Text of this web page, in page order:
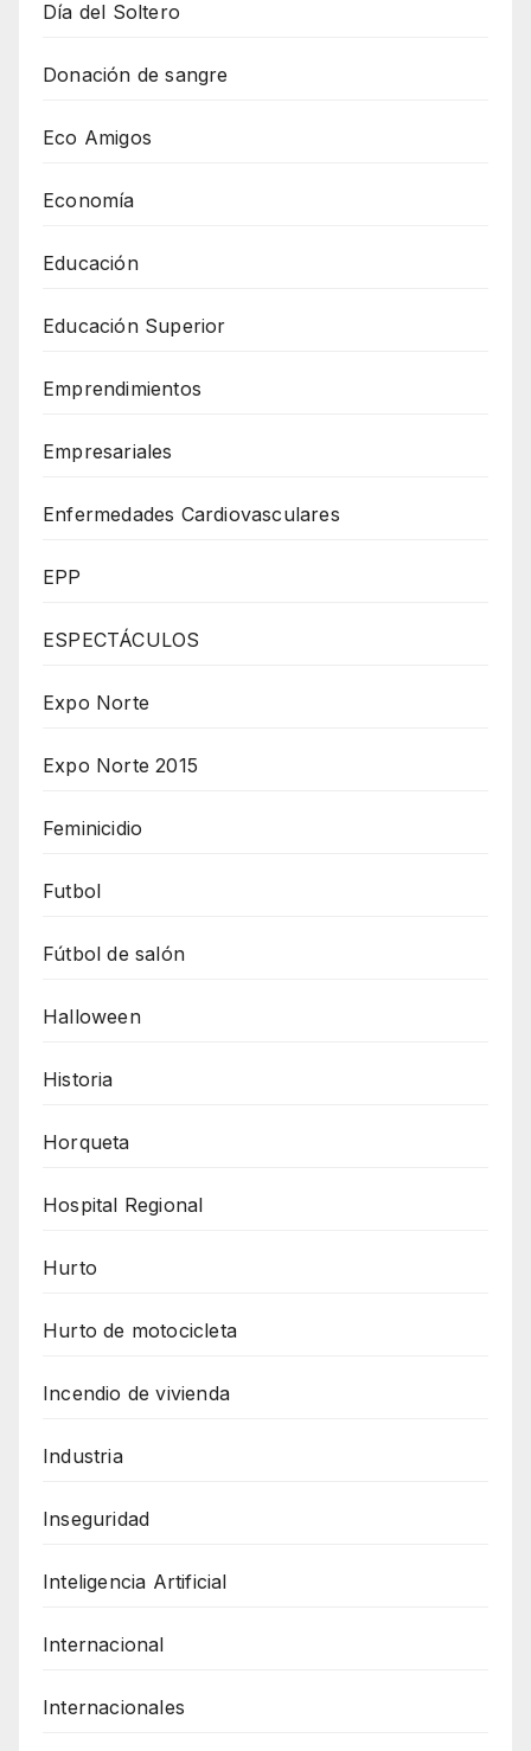
Día del Soltero
Donación de sangre
Eco Amigos
Economía
Educación
Educación Superior
Emprendimientos
Empresariales
Enfermedades Cardiovasculares
EPP
ESPECTÁCULOS
Expo Norte
Expo Norte 2015
Feminicidio
Futbol
Fútbol de salón
Halloween
Historia
Horqueta
Hospital Regional
Hurto
Hurto de motocicleta
Incendio de vivienda
Industria
Inseguridad
Inteligencia Artificial
Internacional
Internacionales